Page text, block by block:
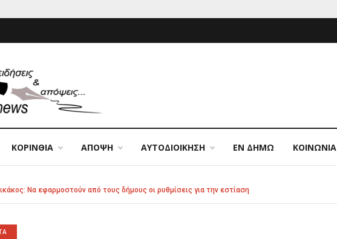
ΚΟΡΙΝΘΙΑ ΑΠΟΨΗ ΑΥΤΟΔΙΟΙΚΗΣΗ ΕΝ ΔΗΜΩ ΚΟΙΝΩΝΙΑ
Να εφαρμοστούν από τους δήμους οι ρυθμίσεις για την εστίαση